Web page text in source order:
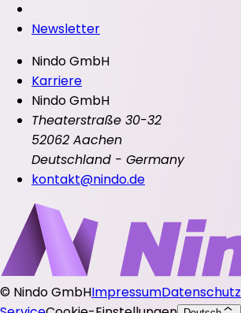
Newsletter
Nindo GmbH
Karriere
Nindo GmbH
Theaterstraße 30-32
52062 Aachen
Deutschland - Germany
kontakt@nindo.de
© Nindo GmbHImpressumDatenschutz